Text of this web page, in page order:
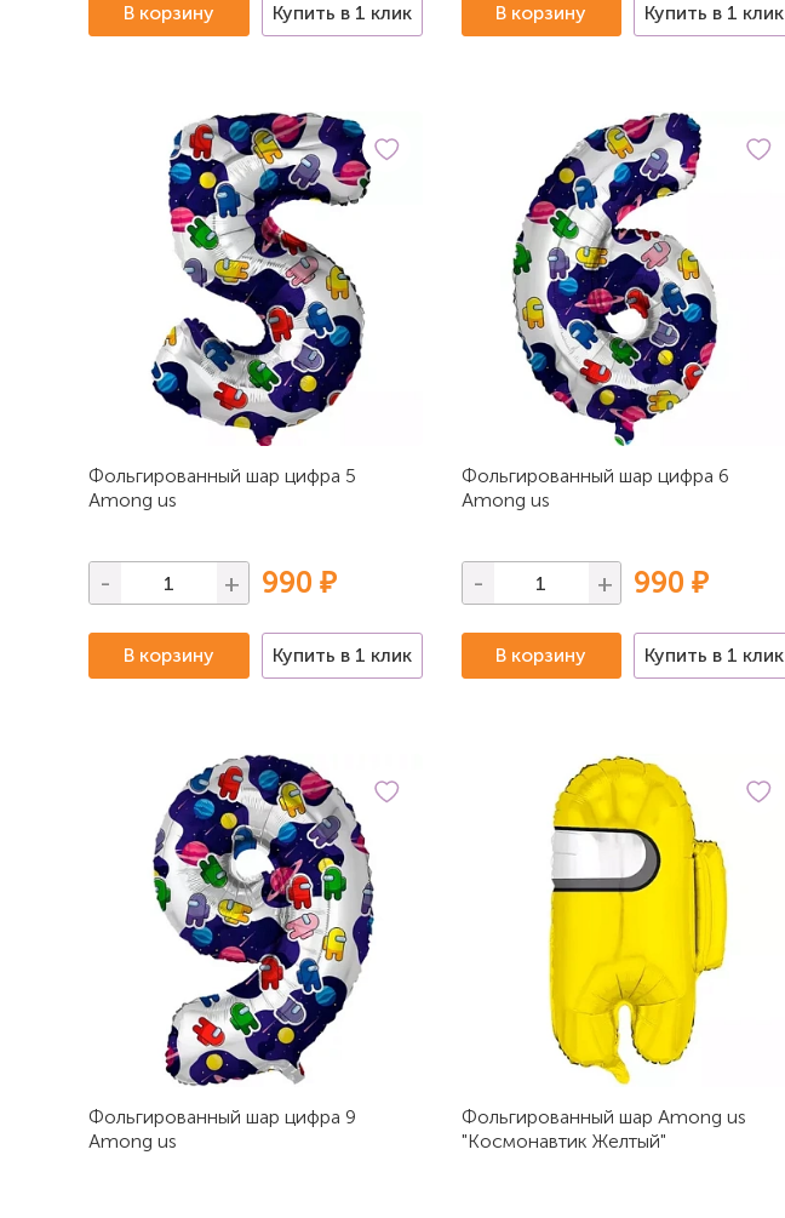
В корзину Купить в 1 клик В корзину Купить в 1 клик
Фольгированный шар цифра 5
Among us
- + 990 ₽
В корзину Купить в 1 клик
Фольгированный шар цифра 6
Among us
- + 990 ₽
В корзину Купить в 1 клик
Фольгированный шар цифра 9
Among us
Фольгированный шар Among us
"Космонавтик Желтый"